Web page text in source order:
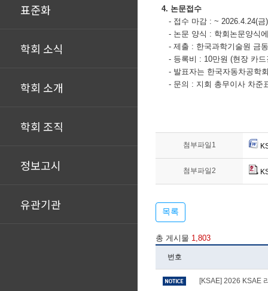
표준화
학회 소식
학회 소개
학회 조직
정보고시
유관기관
4. 논문접수
- 접수 마감 : ~ 2026.4.24(금
- 논문 양식 : 학회논문양식
- 제출 : 한국과학기술원 금
- 등록비 : 10만원 (현장 카드
- 발표자는 한국자동차공학
- 문의 : 지회 총무이사 차준
첨부파일1
첨부파일2
목록
총 게시물 1,803
번호
[KSAE] 2026 KSAE